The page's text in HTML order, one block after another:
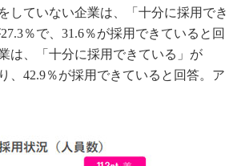
していない企業は、「十分に採用でき
％で、31.6％が採用できていると回
は、「十分に採用できている」が
、42.9％が採用できていると回答。ア